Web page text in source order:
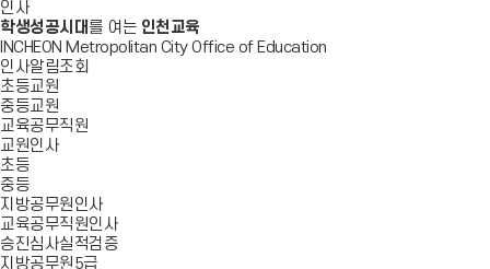
인사
학생성공시대 를 여는 인천교육
INCHEON Metropolitan City Office of Education
인사알림조회
초등교원
중등교원
교육공무직원
교원인사
초등
중등
지방공무원인사
교육공무직원인사
승진심사실적검증
지방공무원5급